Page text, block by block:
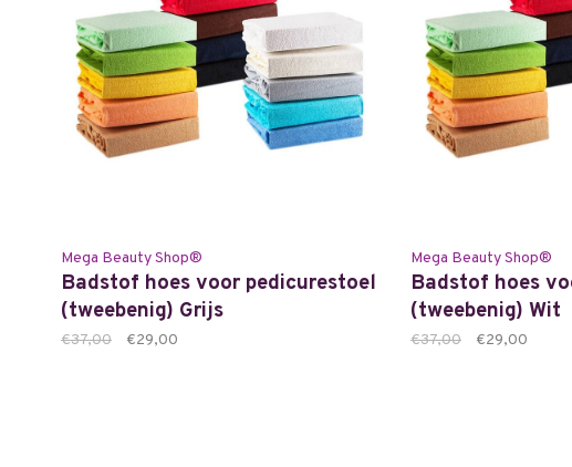
Mega Beauty Shop®
Badstof hoes voor pedicurestoel
(tweebenig) Grijs
€37,00 €29,00
Mega Beauty Shop®
Badstof hoes
(tweebenig) Wit
€37,00 €29,00